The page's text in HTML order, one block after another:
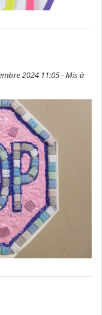
2024 11:05 - Mis à